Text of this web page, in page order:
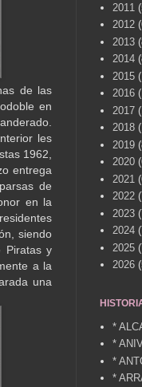
de las
en
les
1962,
entrega
de
en la
siendo
Piratas y
a la
una
2011
2012
2013
2014
2015
2016
2017
2018
2019
2020
2021
2022
2023
2024
2025
2026
*
*
*
*